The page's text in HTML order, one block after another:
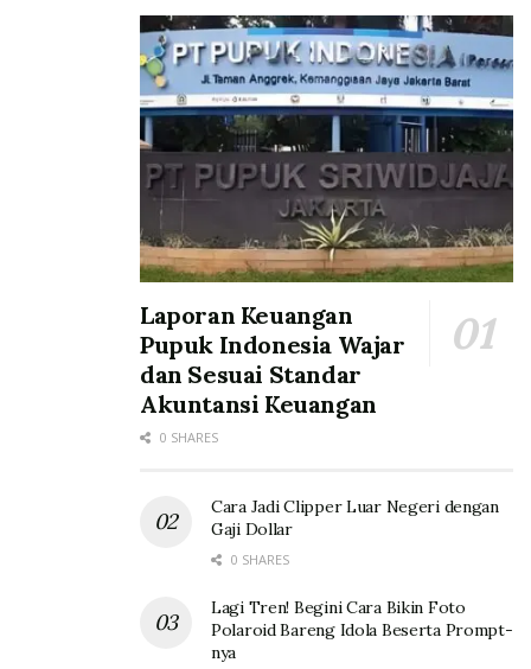
Laporan Keuangan
Pupuk Indonesia Wajar
dan Sesuai Standar
Akuntansi Keuangan
0 SHARES
Cara Jadi Clipper Luar Negeri dengan
Gaji Dollar
0 SHARES
Lagi Tren! Begini Cara Bikin Foto
Polaroid Bareng Idola Beserta Prompt-
nya